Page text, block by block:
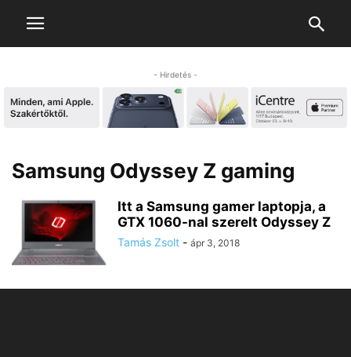
- Hirdetés -
Samsung Odyssey Z gaming
Itt a Samsung gamer laptopja, a
GTX 1060-nal szerelt Odyssey Z
Tamás Zsolt - ápr 3, 2018